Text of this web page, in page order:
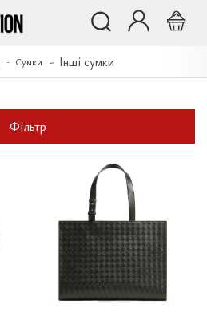
Сумки Інші сумки
Фільтр